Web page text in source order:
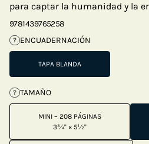
para captar la humanidad y la
9781439765258
? ENCUADERNACIÓN
TAPA BLANDA
? TAMAÑO
MINI – 208 PÁGINAS
3¾" × 5½"